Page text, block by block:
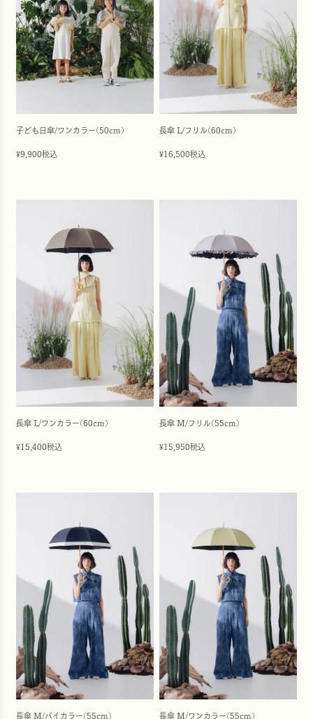
子ども日傘/ワンカラー(50cm)
¥9,900税込
長傘 L/フリル(60cm)
¥16,500税込
長傘 L/ワンカラー(60cm)
¥15,400税込
長傘 M/フリル(55cm)
¥15,950税込
長傘 M/バイカラー(55cm) 長傘 M/ワンカラー(55cm)